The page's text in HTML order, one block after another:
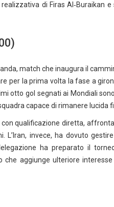
di Firas Al‑Buraikan e
match che inaugura il
per la prima volta la fase a
otto gol segnati ai Mondiali
capace di rimanere lucida
qualificazione diretta,
invece, ha dovuto
ha preparato il
aggiunge ulteriore